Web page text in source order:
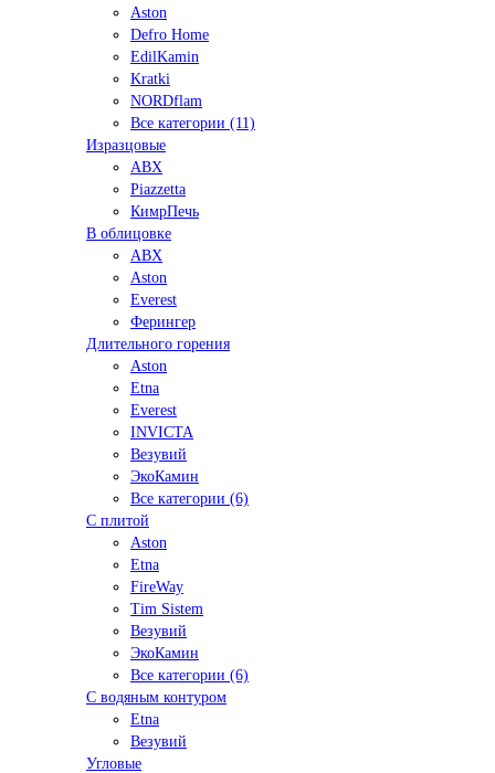
Aston
Defro Home
EdilKamin
Kratki
NORDflam
Все категории (11)
Изразцовые
ABX
Piazzetta
КимрПечь
В облицовке
ABX
Aston
Everest
Ферингер
Длительного горения
Aston
Etna
Everest
INVICTA
Везувий
ЭкоКамин
Все категории (6)
С плитой
Aston
Etna
FireWay
Tim Sistem
Везувий
ЭкоКамин
Все категории (6)
С водяным контуром
Etna
Везувий
Угловые